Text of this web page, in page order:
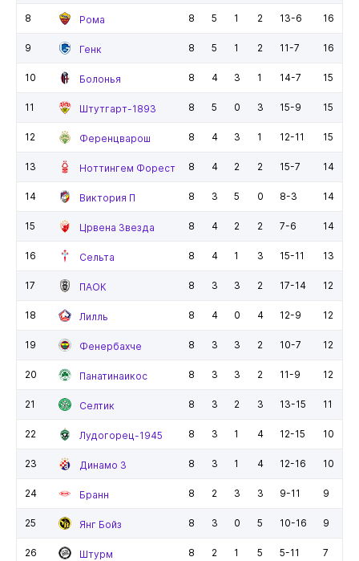
8 Рома 8 5 1 2 13-6 16
9 Генк 8 5 1 2 11-7 16
10 Болонья 8 4 3 1 14-7 15
11 Штутгарт-1893 8 5 0 3 15-9 15
12 Ференцварош 8 4 3 1 12-11 15
13 Ноттингем Форест 8 4 2 2 15-7 14
14 Виктория П 8 3 5 0 8-3 14
15 Црвена Звезда 8 4 2 2 7-6 14
16 Сельта 8 4 1 3 15-11 13
17 ПАОК 8 3 3 2 17-14 12
18 Лилль 8 4 0 4 12-9 12
19 Фенербахче 8 3 3 2 10-7 12
20 Панатинаикос 8 3 3 2 11-9 12
21 Селтик 8 3 2 3 13-15 11
22 Лудогорец-1945 8 3 1 4 12-15 10
23 Динамо З 8 3 1 4 12-16 10
24 Бранн 8 2 3 3 9-11 9
25 Янг Бойз 8 3 0 5 10-16 9
26 Штурм 8 2 1 5 5-11 7